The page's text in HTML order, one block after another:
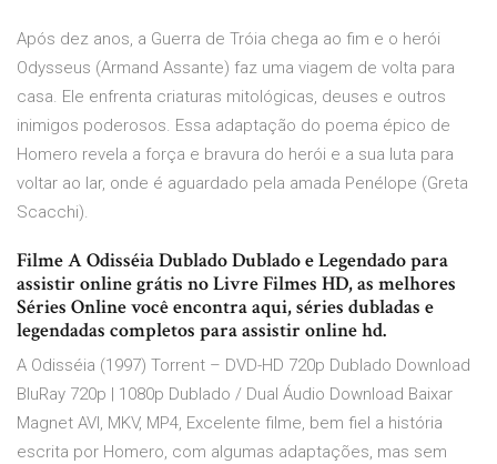
Após dez anos, a Guerra de Tróia chega ao fim e o herói
Odysseus (Armand Assante) faz uma viagem de volta para
casa. Ele enfrenta criaturas mitológicas, deuses e outros
inimigos poderosos. Essa adaptação do poema épico de
Homero revela a força e bravura do herói e a sua luta para
voltar ao lar, onde é aguardado pela amada Penélope (Greta
Scacchi).
Filme A Odisséia Dublado Dublado e Legendado para
assistir online grátis no Livre Filmes HD, as melhores
Séries Online você encontra aqui, séries dubladas e
legendadas completos para assistir online hd.
A Odisséia (1997) Torrent – DVD-HD 720p Dublado Download
BluRay 720p | 1080p Dublado / Dual Áudio Download Baixar
Magnet AVI, MKV, MP4, Excelente filme, bem fiel a história
escrita por Homero, com algumas adaptações, mas sem